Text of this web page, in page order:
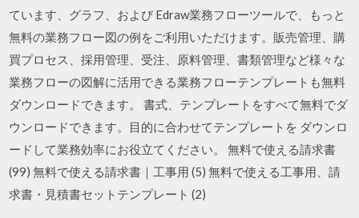
ています、グラフ、および Edraw業務フローツールで、もっと
無料の業務フロー図の例をご利用いただけます。販売管理、購
買プロセス、採用管理、受注、原料管理、書類管理など様々な
業務フローの図解に活用できる業務フローテンプレートも無料
ダウンロードできます。 書式、テンプレートをすべて無料でダ
ウンロードできます。目的に合わせてテンプレートを ダウンロ
ードして業務効率にお役立てください。 無料で使える請求書
(99) 無料で使える請求書｜工事用 (5) 無料で使える工事用、請
求書・見積書セットテンプレート (2)